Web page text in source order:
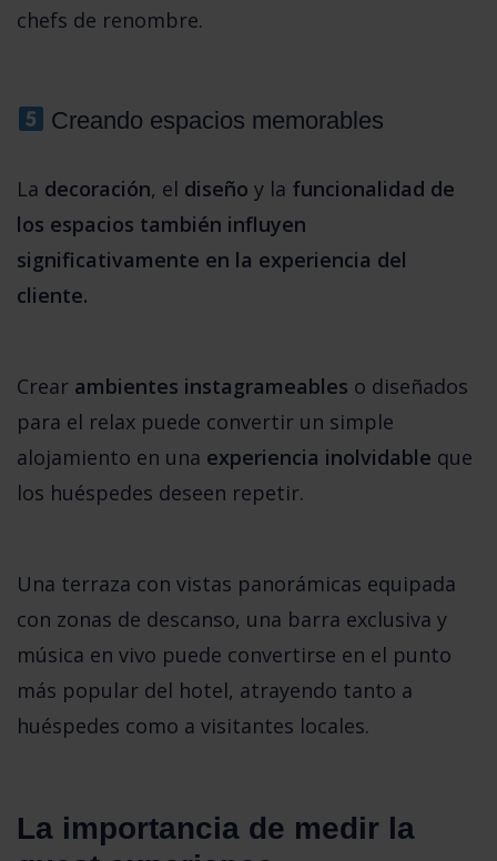
chefs de renombre.
Creando espacios memorables
La decoración, el diseño y la funcionalidad de
los espacios también influyen
significativamente en la experiencia del
cliente.
Crear ambientes instagrameables o diseñados
para el relax puede convertir un simple
alojamiento en una experiencia inolvidable que
los huéspedes deseen repetir.
Una terraza con vistas panorámicas equipada
con zonas de descanso, una barra exclusiva y
música en vivo puede convertirse en el punto
más popular del hotel, atrayendo tanto a
huéspedes como a visitantes locales.
La importancia de medir la